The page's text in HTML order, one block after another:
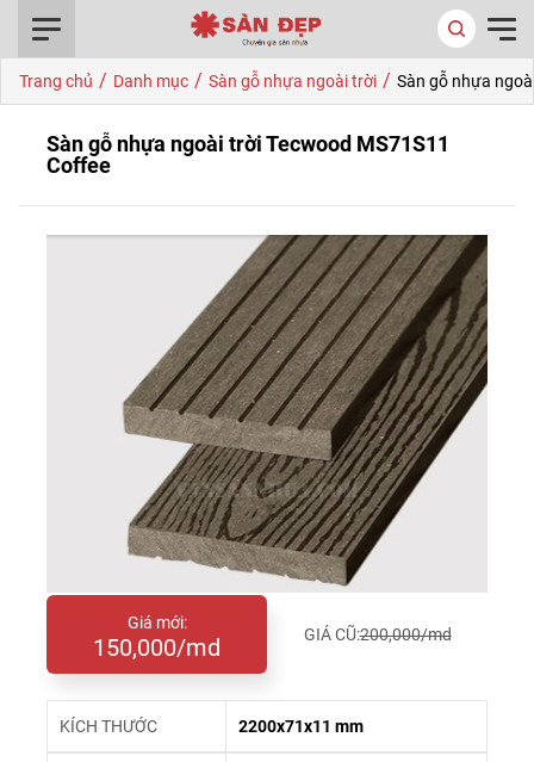
Trang chủ / Danh mục / Sàn gỗ nhựa ngoài trời / Sàn gỗ nhựa
Sàn gỗ nhựa ngoài trời Tecwood MS71S11
Coffee
Giá mới:
150,000/md GIÁ CŨ:200,000/md
KÍCH THƯỚC 2200x71x11 mm